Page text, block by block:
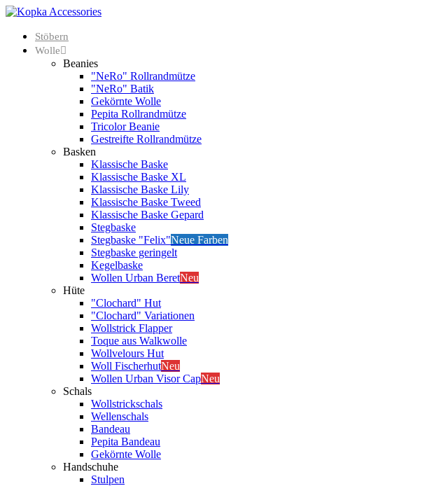
Stöbern
Wolle
Beanies
"NeRo" Rollrandmütze
"NeRo" Batik
Gekörnte Wolle
Pepita Rollrandmütze
Tricolor Beanie
Gestreifte Rollrandmütze
Basken
Klassische Baske
Klassische Baske XL
Klassische Baske Lily
Klassische Baske Tweed
Klassische Baske Gepard
Stegbaske
Stegbaske "Felix"Neue Farben
Stegbaske geringelt
Kegelbaske
Wollen Urban BeretNeu
Hüte
"Clochard" Hut
"Clochard" Variationen
Wollstrick Flapper
Toque aus Walkwolle
Wollvelours Hut
Woll FischerhutNeu
Wollen Urban Visor CapNeu
Schals
Wollstrickschals
Wellenschals
Bandeau
Pepita Bandeau
Gekörnte Wolle
Handschuhe
Stulpen